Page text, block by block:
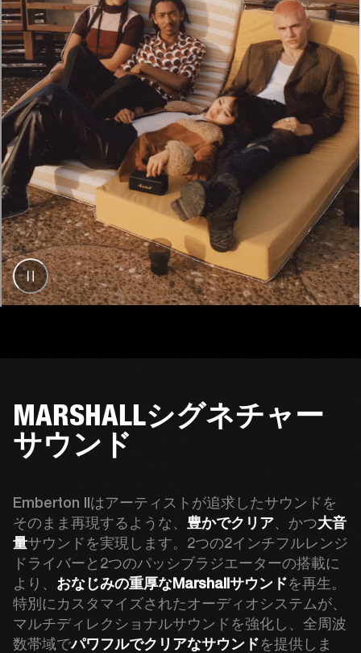
MARSHALLシグネチャー
サウンド
Emberton IIはアーティストが追求したサウンドを
そのまま再現するような、 豊かでクリア、かつ大音
量サウンドを実現します。2つの2インチフルレンジ
ドライバーと2つのパッシブラジエーターの搭載に
より、 おなじみの重厚なMarshallサウンドを再生。
特別にカスタマイズされたオーディオシステムが、
マルチディレクショナルサウンドを強化し、全周波
数帯域でパワフルでクリアなサウンドを提供しま